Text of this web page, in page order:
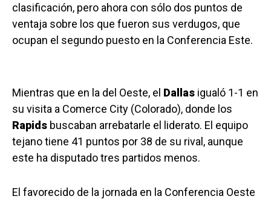
clasificación, pero ahora con sólo dos puntos de
ventaja sobre los que fueron sus verdugos, que
ocupan el segundo puesto en la Conferencia Este.
Mientras que en la del Oeste, el Dallas igualó 1-1 en
su visita a Comerce City (Colorado), donde los
Rapids buscaban arrebatarle el liderato. El equipo
tejano tiene 41 puntos por 38 de su rival, aunque
este ha disputado tres partidos menos.
El favorecido de la jornada en la Conferencia Oeste